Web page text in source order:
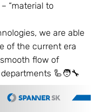
“material to
we are able
of the current era
flow of
🦾🧑‍🔧